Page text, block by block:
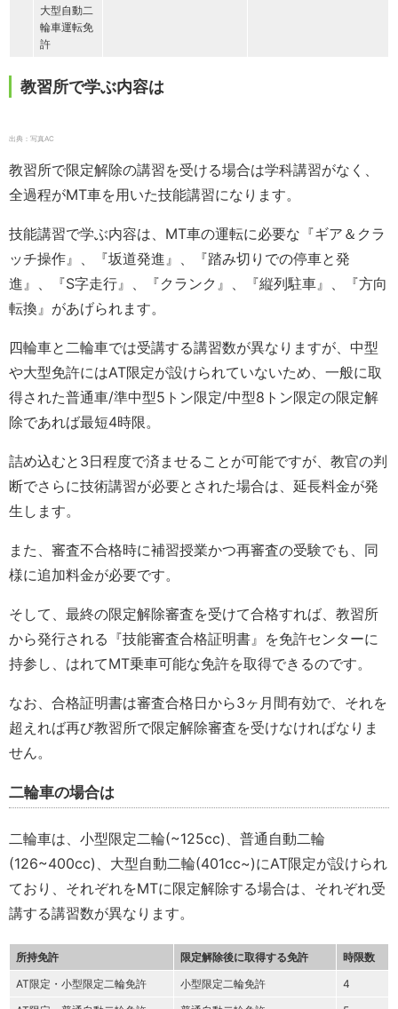
大型自動二
輪車運転免
許
教習所で学ぶ内容は
出典：写真AC
教習所で限定解除の講習を受ける場合は学科講習がなく、
全過程がMT車を用いた技能講習になります。
技能講習で学ぶ内容は、MT車の運転に必要な『ギア＆クラ
ッチ操作』、『坂道発進』、『踏み切りでの停車と発
進』、『S字走行』、『クランク』、『縦列駐車』、『方向
転換』があげられます。
四輪車と二輪車では受講する講習数が異なりますが、中型
や大型免許にはAT限定が設けられていないため、一般に取
得された普通車/準中型5トン限定/中型8トン限定の限定解
除であれば最短4時限。
詰め込むと3日程度で済ませることが可能ですが、教官の判
断でさらに技術講習が必要とされた場合は、延長料金が発
生します。
また、審査不合格時に補習授業かつ再審査の受験でも、同
様に追加料金が必要です。
そして、最終の限定解除審査を受けて合格すれば、教習所
から発行される『技能審査合格証明書』を免許センターに
持参し、はれてMT乗車可能な免許を取得できるのです。
なお、合格証明書は審査合格日から3ヶ月間有効で、それを
超えれば再び教習所で限定解除審査を受けなければなりま
せん。
二輪車の場合は
二輪車は、小型限定二輪(~125cc)、普通自動二輪
(126~400cc)、大型自動二輪(401cc~)にAT限定が設けられ
ており、それぞれをMTに限定解除する場合は、それぞれ受
講する講習数が異なります。
所持免許 限定解除後に取得する免許
時限数
AT限定・小型限定二輪免許
小型限定二輪免許
4